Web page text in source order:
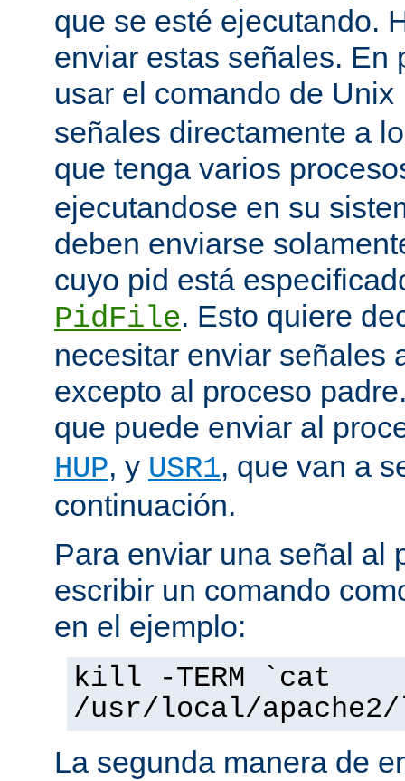
que se esté ejecutando.
enviar estas señales. En
usar el comando de Unix
señales directamente a
que tenga varios
ejecutandose en su
deben enviarse
cuyo pid está
PidFile. Esto quiere
necesitar enviar señales
excepto al proceso
que puede enviar al
HUP, y USR1, que van a
continuación.
Para enviar una señal al
escribir un comando
en el ejemplo:
kill -TERM `cat
/usr/local/
La segunda manera de